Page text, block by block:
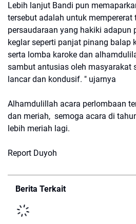
Lebih lanjut Bandi pun
tersebut adalah untuk
persaudaraan yang hakiki adapun
keglar seperti panjat pinang balap
serta lomba karoke dan
sambut antusias oleh masyarakat
lancar dan kondusif. " ujarnya
Alhamdulillah acara perlombaan
dan meriah, semoga acara di
lebih meriah lagi.
Report Duyoh
Berita Terkait